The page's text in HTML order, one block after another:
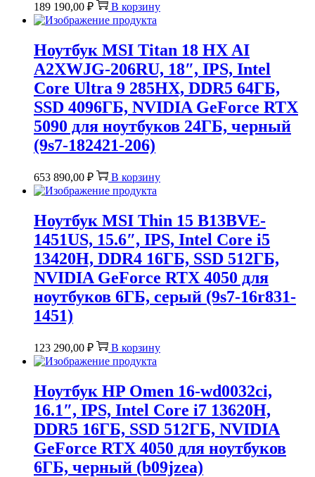
189 190,00 ₽ В корзину
Ноутбук MSI Titan 18 HX AI
A2XWJG-206RU, 18″, IPS, Intel
Core Ultra 9 285HX, DDR5 64ГБ,
SSD 4096ГБ, NVIDIA GeForce RTX
5090 для ноутбуков 24ГБ, черный
(9s7-182421-206)
653 890,00 ₽ В корзину
Ноутбук MSI Thin 15 B13BVE-
1451US, 15.6″, IPS, Intel Core i5
13420H, DDR4 16ГБ, SSD 512ГБ,
NVIDIA GeForce RTX 4050 для
ноутбуков 6ГБ, серый (9s7-16r831-
1451)
123 290,00 ₽ В корзину
Ноутбук HP Omen 16-wd0032ci,
16.1″, IPS, Intel Core i7 13620H,
DDR5 16ГБ, SSD 512ГБ, NVIDIA
GeForce RTX 4050 для ноутбуков
6ГБ, черный (b09jzea)